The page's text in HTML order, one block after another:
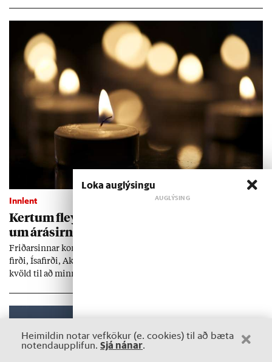
Innlent
Kert­um fleytt á sex stöð­um til minn­ing­ar
um árás­irn­ar
Frið­arsinn­ar koma sam­an við Tjörn­ina í Reykja­vík og á Pat­reks­
firði, Ísa­firði, Ak­ur­eyri, Seyð­is­firði og Reyð­ar­firði á fimmtu­dags­
kvöld til að minn­ast fórn­ar­lamba kjarn­orku­árás­anna í Hírósíma
Heimildin notar vefkökur (e. cookies) til að bæta
notendaupplifun. Sjá nánar.
Loka auglýsingu